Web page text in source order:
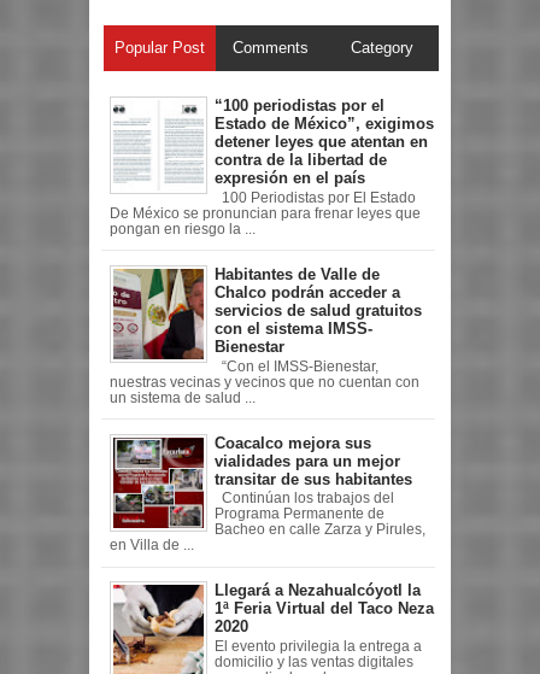
Popular Post Comments Category
“100 periodistas por el
Estado de México”, exigimos
detener leyes que atentan en
contra de la libertad de
expresión en el país
100 Periodistas por El Estado
De México se pronuncian para frenar leyes que
pongan en riesgo la ...
Habitantes de Valle de
Chalco podrán acceder a
servicios de salud gratuitos
con el sistema IMSS-
Bienestar
“Con el IMSS-Bienestar,
nuestras vecinas y vecinos que no cuentan con
un sistema de salud ...
Coacalco mejora sus
vialidades para un mejor
transitar de sus habitantes
Continúan los trabajos del
Programa Permanente de
Bacheo en calle Zarza y Pirules,
en Villa de ...
Llegará a Nezahualcóyotl la
1ª Feria Virtual del Taco Neza
2020
El evento privilegia la entrega a
domicilio y las ventas digitales